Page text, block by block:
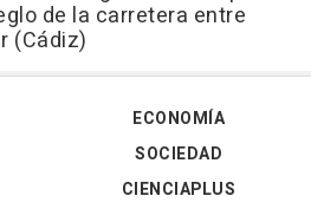
de la carretera entre
(Cádiz)
ECONOMÍA
SOCIEDAD
CIENCIAPLUS